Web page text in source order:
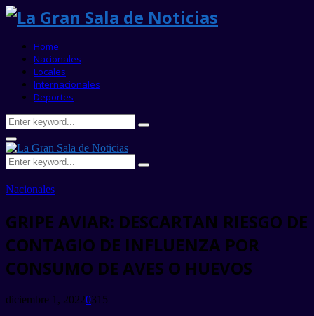
Home
Nacionales
Locales
Internacionales
Deportes
Search
for:
Search
Primary
Menu
Search
for:
Search
Nacionales
GRIPE AVIAR: DESCARTAN RIESGO DE
CONTAGIO DE INFLUENZA POR
CONSUMO DE AVES O HUEVOS
diciembre 1, 20220315